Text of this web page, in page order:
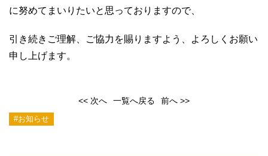
に努めてまいりたいと思っておりますので、
引き続きご理解、ご協力を賜りますよう、よろしくお願い
申し上げます。
<< 次へ 一覧へ戻る 前へ >>
#お知らせ